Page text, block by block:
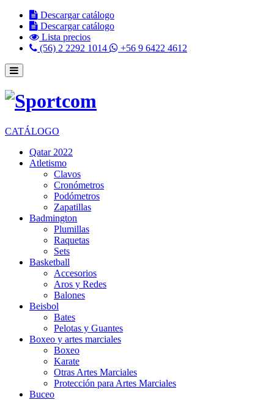
Descargar catálogo
Descargar catálogo
Lista precios
(56) 2 2292 1014
+56 9 6422 4612
CATÁLOGO
Qatar 2022
Atletismo
Clavos
Cronómetros
Podómetros
Zapatillas
Badmington
Plumillas
Raquetas
Sets
Basketball
Accesorios
Aros y Redes
Balones
Beisbol
Bates
Pelotas y Guantes
Boxeo y artes marciales
Boxeo
Karate
Otras Artes Marciales
Protección para Artes Marciales
Buceo